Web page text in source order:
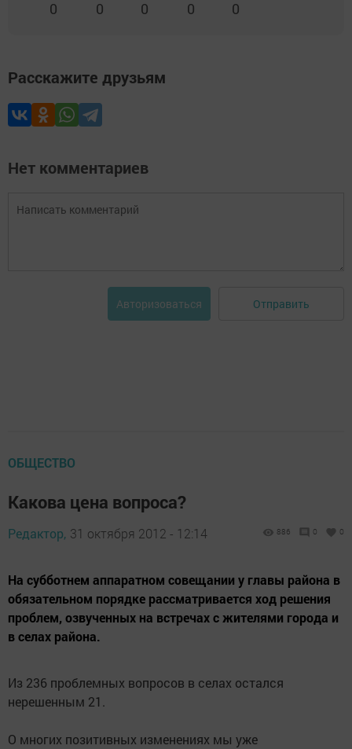
0 0 0 0 0
Расскажите друзьям
Нет комментариев
Авторизоваться Отправить
ОБЩЕСТВО
Какова цена вопроса?
Редактор, 31 октября 2012 - 12:14 886 0 0
На субботнем аппаратном совещании у главы района в
обязательном порядке рассматривается ход решения
проблем, озвученных на встречах с жителями города и
в селах района.
Из 236 проблемных вопросов в селах остался
нерешенным 21.
О многих позитивных изменениях мы уже